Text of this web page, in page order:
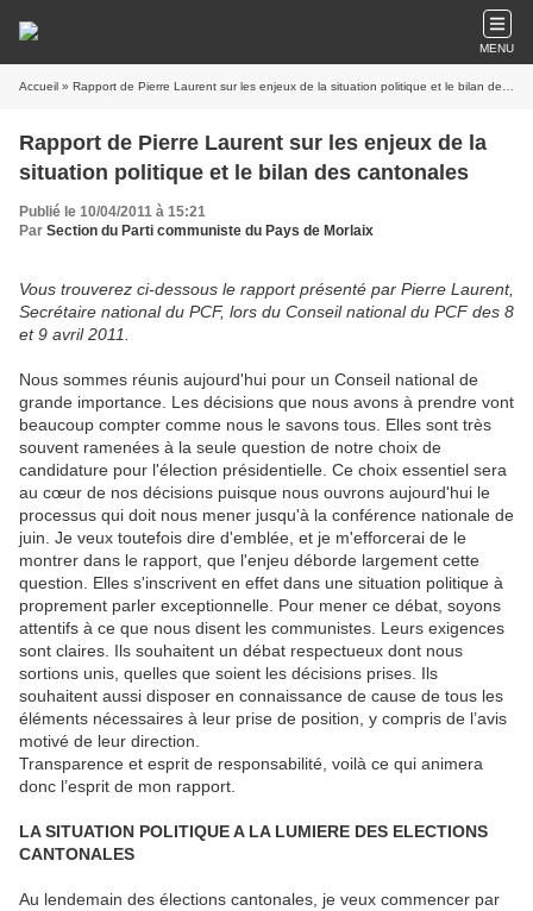
MENU
Accueil » Rapport de Pierre Laurent sur les enjeux de la situation politique et le bilan des cantonales
Rapport de Pierre Laurent sur les enjeux de la
situation politique et le bilan des cantonales
Publié le 10/04/2011 à 15:21
Par Section du Parti communiste du Pays de Morlaix
Vous trouverez ci-dessous le rapport présenté par Pierre Laurent,
Secrétaire national du PCF, lors du Conseil national du PCF des 8
et 9 avril 2011.
Nous sommes réunis aujourd'hui pour un Conseil national de
grande importance. Les décisions que nous avons à prendre vont
beaucoup compter comme nous le savons tous. Elles sont très
souvent ramenées à la seule question de notre choix de
candidature pour l'élection présidentielle. Ce choix essentiel sera
au cœur de nos décisions puisque nous ouvrons aujourd'hui le
processus qui doit nous mener jusqu'à la conférence nationale de
juin. Je veux toutefois dire d'emblée, et je m'efforcerai de le
montrer dans le rapport, que l'enjeu déborde largement cette
question. Elles s'inscrivent en effet dans une situation politique à
proprement parler exceptionnelle. Pour mener ce débat, soyons
attentifs à ce que nous disent les communistes. Leurs exigences
sont claires. Ils souhaitent un débat respectueux dont nous
sortions unis, quelles que soient les décisions prises. Ils
souhaitent aussi disposer en connaissance de cause de tous les
éléments nécessaires à leur prise de position, y compris de l’avis
motivé de leur direction.
Transparence et esprit de responsabilité, voilà ce qui animera
donc l’esprit de mon rapport.
LA SITUATION POLITIQUE A LA LUMIERE DES ELECTIONS
CANTONALES
Au lendemain des élections cantonales, je veux commencer par